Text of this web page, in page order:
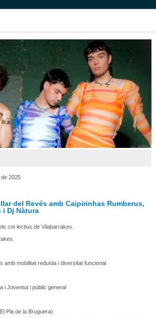
2025
del Revés amb Caipirinhas Rumberus,
i Dj Nàtura
col·lectius de Vilabarrakes.
amb mobilitat reduïda i diversitat funcional
i Joventut i públic general
Pla de la Bruguera)